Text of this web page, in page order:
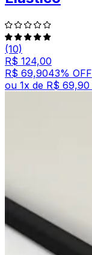
(10)
R$ 124,00
R$ 69,9043% OFF
ou 1x de R$ 69,90